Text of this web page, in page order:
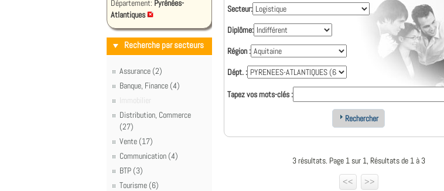
Département: Pyrénées-
Atlantiques
Recherche par secteurs
Assurance (2)
Banque, Finance (4)
Immobilier
Distribution, Commerce
(27)
Vente (17)
Communication (4)
BTP (3)
Tourisme (6)
Secteur:
Diplôme:
Région :
Dépt. :
Tapez vos mots-clés :
Rechercher
3 résultats. Page 1 sur 1, Résultats de 1 à 3
<<
>>